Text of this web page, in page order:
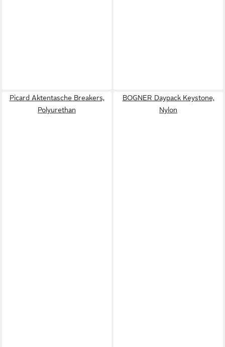
Picard Aktentasche Breakers,
Polyurethan
BOGNER Daypack Keystone,
Nylon